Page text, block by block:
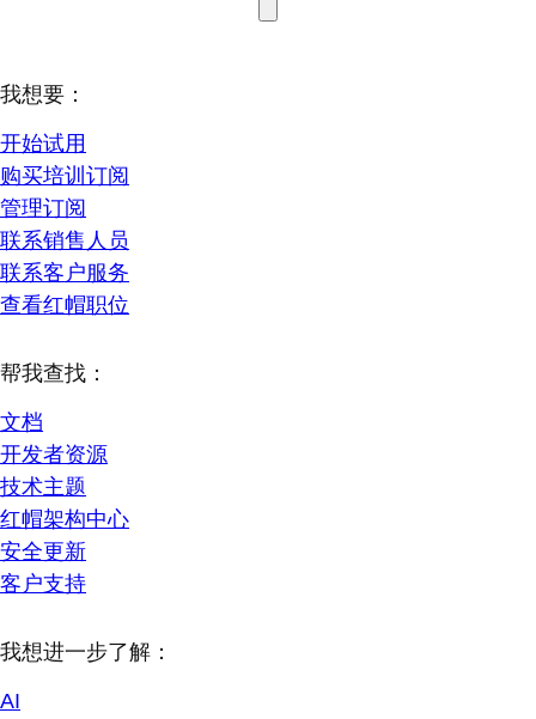
我想要：
开始试用
购买培训订阅
管理订阅
联系销售人员
联系客户服务
查看红帽职位
帮我查找：
文档
开发者资源
技术主题
红帽架构中心
安全更新
客户支持
我想进一步了解：
AI